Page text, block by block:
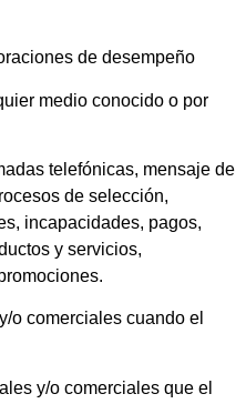
de desempeño
medio conocido o por
telefónicas, mensaje de
de selección,
incapacidades, pagos,
y servicios,
o comerciales cuando el
y/o comerciales que el